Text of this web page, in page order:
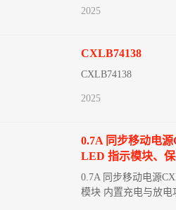
2025
CXLB74138
CXLB74138
2025
0.7A 同步移动电
LED 指示模块、
0.7A 同步移动电源
模块 内置充电与放电